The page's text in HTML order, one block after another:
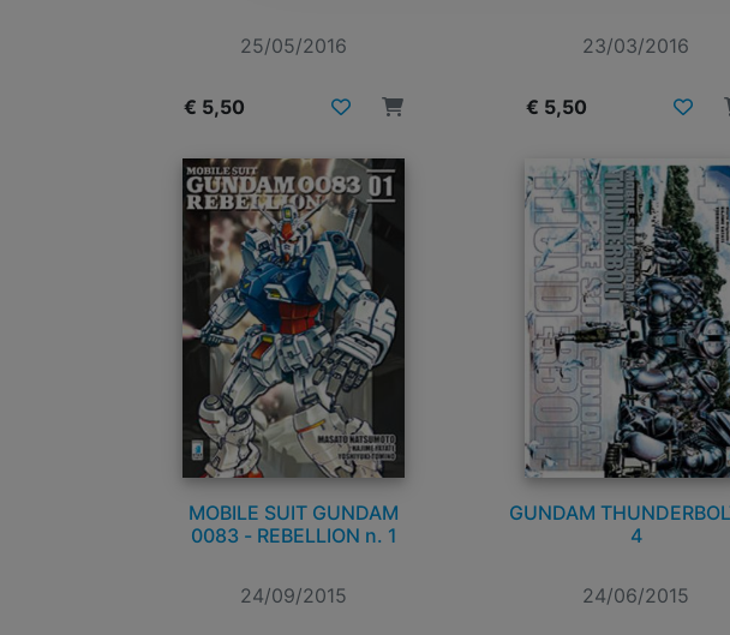
25/05/2016
€ 5,50
23/03/2016
€ 5,50
MOBILE SUIT GUNDAM
0083 - REBELLION n. 1
24/09/2015
GUNDAM
4
24/06/2015